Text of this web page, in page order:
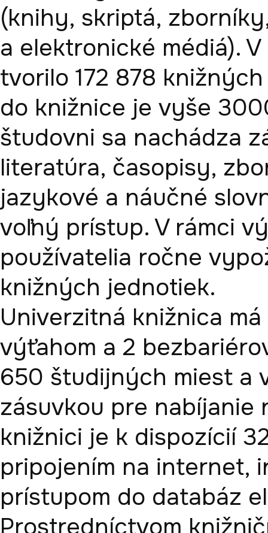
(knihy, skriptá,
a elektronické médiá).
tvorilo 172 878
do knižnice je vyše
študovni sa nachádza
literatúra, časopisy,
jazykové a náučné
voľný prístup. V rámci
používatelia ročne
knižných jednotiek.
Univerzitná knižnica
výťahom a 2
650 študijných miest a
zásuvkou pre nabíjanie
knižnici je k dispozícií
pripojením na internet,
prístupom do databáz
Prostredníctvom